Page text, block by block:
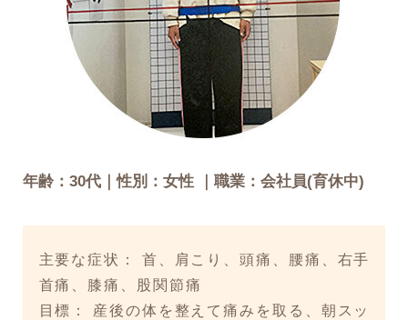
年齢：30代｜性別：女性 ｜職業：会社員(育休中)
主要な症状： 首、肩こり、頭痛、腰痛、右手
首痛、膝痛、股関節痛
目標： 産後の体を整えて痛みを取る、朝スッ